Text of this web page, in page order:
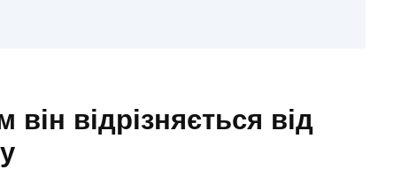
відрізняється від